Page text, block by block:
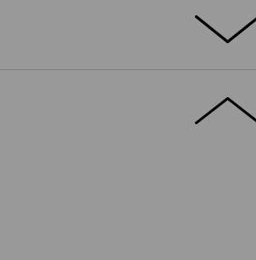
light – perfekt für Höchstleistungen bei